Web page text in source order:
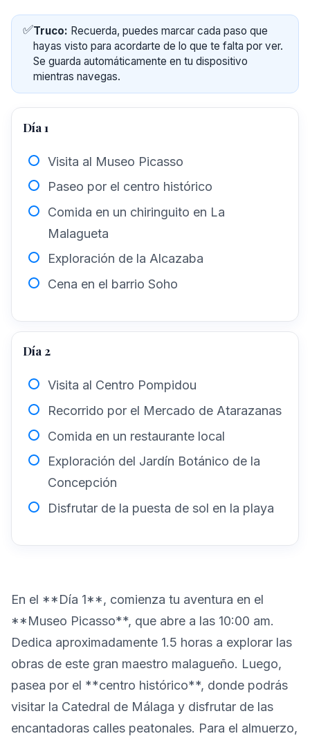
✅Truco: Recuerda, puedes marcar cada paso que
hayas visto para acordarte de lo que te falta por ver.
Se guarda automáticamente en tu dispositivo
mientras navegas.
Día 1
Visita al Museo Picasso
Paseo por el centro histórico
Comida en un chiringuito en La
Malagueta
Exploración de la Alcazaba
Cena en el barrio Soho
Día 2
Visita al Centro Pompidou
Recorrido por el Mercado de Atarazanas
Comida en un restaurante local
Exploración del Jardín Botánico de la
Concepción
Disfrutar de la puesta de sol en la playa
En el **Día 1**, comienza tu aventura en el
**Museo Picasso**, que abre a las 10:00 am.
Dedica aproximadamente 1.5 horas a explorar las
obras de este gran maestro malagueño. Luego,
pasea por el **centro histórico**, donde podrás
visitar la Catedral de Málaga y disfrutar de las
encantadoras calles peatonales. Para el almuerzo,